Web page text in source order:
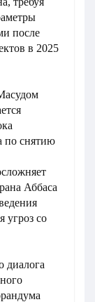
после
в 2025
по снятию
Аббаса
угроз со
диалога